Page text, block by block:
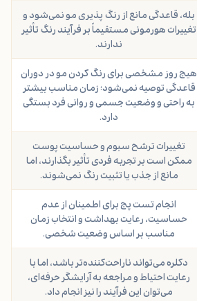
بله، قاعدگی مانع از رنگ پذیری مو نمی‌شود و
تغییرات هورمونی مستقیماً بر فرآیند رنگ تأثیر
ندارند.
هیچ روز مشخصی برای رنگ کردن مو در دوران
قاعدگی توصیه نمی‌شود؛ زمان مناسب بیشتر
به راحتی و وضعیت جسمی و روانی فرد بستگی
دارد.
تغییرات ترشح سبوم و حساسیت پوست
ممکن است بر تجربه فردی تأثیر بگذارند، اما
مانع از جذب یا تثبیت رنگ نمی‌شوند.
انجام تست پچ برای اطمینان از عدم
حساسیت، رعایت بهداشت و انتخاب زمان
مناسب بر اساس وضعیت شخصی.
دکلره می‌تواند ناراحت‌کننده‌تر باشد، اما با
رعایت احتیاط و مراجعه به آرایشگر حرفه‌ای،
می‌توان این فرآیند را نیز انجام داد.